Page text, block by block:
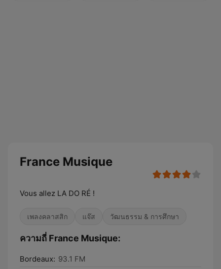
France Musique
Vous allez LA DO RÉ !
เพลงคลาสสิก แจ๊ส วัฒนธรรม & การศึกษา
ความถี่ France Musique:
Bordeaux: 93.1 FM